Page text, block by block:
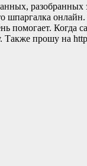
онлайн.
Когда
Также прошу на